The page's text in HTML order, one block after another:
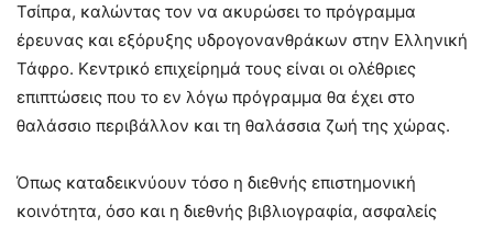
Τσίπρα, καλώντας τον να ακυρώσει το πρόγραμμα
έρευνας και εξόρυξης υδρογονανθράκων στην Ελληνική
Τάφρο. Κεντρικό επιχείρημά τους είναι οι ολέθριες
επιπτώσεις που το εν λόγω πρόγραμμα θα έχει στο
θαλάσσιο περιβάλλον και τη θαλάσσια ζωή της χώρας.
Όπως καταδεικνύουν τόσο η διεθνής επιστημονική
κοινότητα, όσο και η διεθνής βιβλιογραφία, ασφαλείς